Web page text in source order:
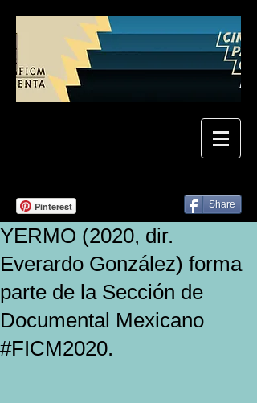
Pinterest Share
YERMO (2020, dir.
Everardo González) forma
parte de la Sección de
Documental Mexicano
#FICM2020.